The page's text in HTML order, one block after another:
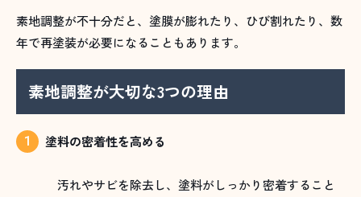
素地調整が不十分だと、塗膜が膨れたり、ひび割れたり、数
年で再塗装が必要になることもあります。
素地調整が大切な3つの理由
塗料の密着性を高める
汚れやサビを除去し、塗料がしっかり密着すること